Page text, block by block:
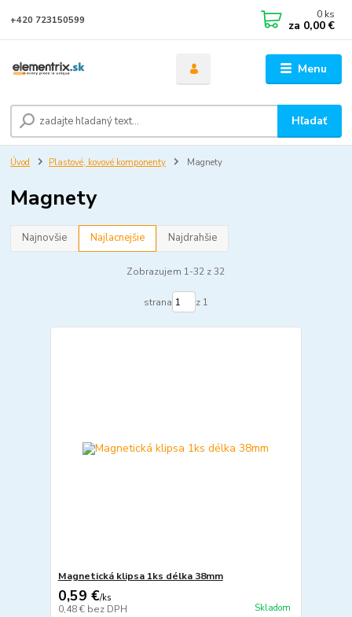
Menu
Hľadať
+420 723150599 0 ks
za 0,00 €
Úvod Plastové, kovové komponenty Magnety
Magnety
Najnovšie Najlacnejšie Najdrahšie
Zobrazujem 1-32 z 32
strana z 1
Magnetická klipsa 1ks délka 38mm
0,59 €/ks
0,48 € bez DPH Skladom